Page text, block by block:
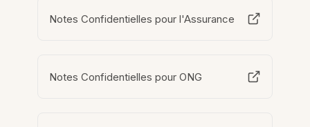
Notes Confidentielles pour l'Assurance
Notes Confidentielles pour ONG